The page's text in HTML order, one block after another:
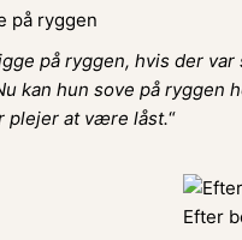
på ryggen
på ryggen, hvis der
kan hun sove på ryggen
plejer at være låst.“
Efter